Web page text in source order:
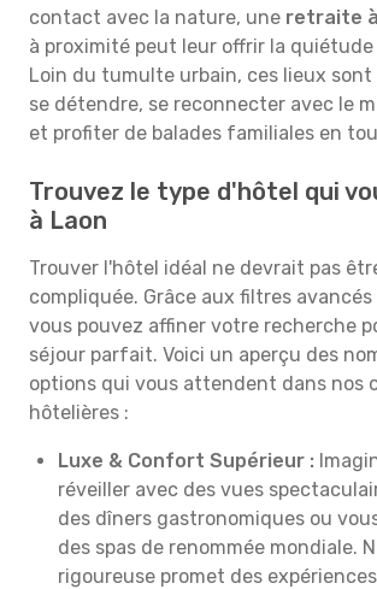
contact avec la nature, une retraite
à proximité peut leur offrir la quiétude
Loin du tumulte urbain, ces lieux
se détendre, se reconnecter avec le
et profiter de balades familiales en
Trouvez le type d'hôtel qui
à Laon
Trouver l'hôtel idéal ne devrait pas
compliquée. Grâce aux filtres avancés
vous pouvez affiner votre recherche
séjour parfait. Voici un aperçu des
options qui vous attendent dans nos
hôtelières :
Luxe & Confort Supérieur :
réveiller avec des vues
des dîners gastronomiques ou
des spas de renommée mondiale.
rigoureuse promet des